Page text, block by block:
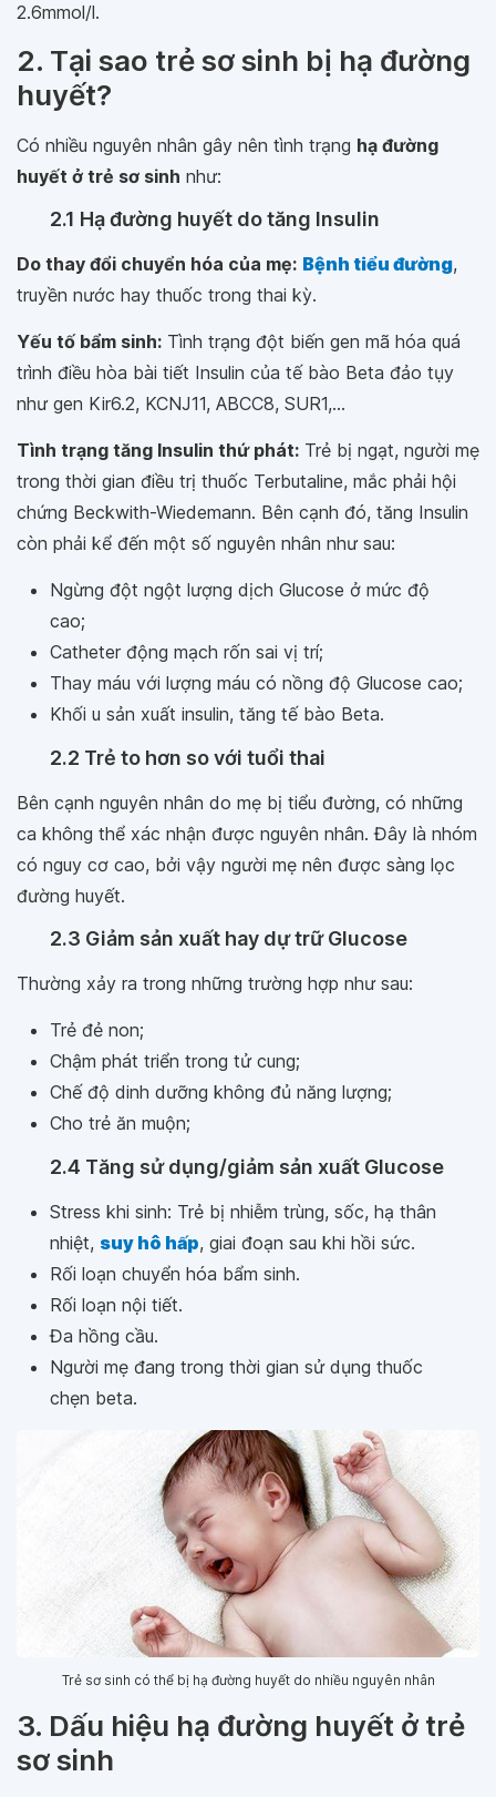
2.6mmol/l.
2. Tại sao trẻ sơ sinh bị hạ đường
huyết?
Có nhiều nguyên nhân gây nên tình trạng hạ đường
huyết ở trẻ sơ sinh như:
2.1 Hạ đường huyết do tăng Insulin
Do thay đổi chuyển hóa của mẹ: Bệnh tiểu đường,
truyền nước hay thuốc trong thai kỳ.
Yếu tố bẩm sinh: Tình trạng đột biến gen mã hóa quá
trình điều hòa bài tiết Insulin của tế bào Beta đảo tụy
như gen Kir6.2, KCNJ11, ABCC8, SUR1,...
Tình trạng tăng Insulin thứ phát: Trẻ bị ngạt, người mẹ
trong thời gian điều trị thuốc Terbutaline, mắc phải hội
chứng Beckwith-Wiedemann. Bên cạnh đó, tăng Insulin
còn phải kể đến một số nguyên nhân như sau:
Ngừng đột ngột lượng dịch Glucose ở mức độ
cao;
Catheter động mạch rốn sai vị trí;
Thay máu với lượng máu có nồng độ Glucose cao;
Khối u sản xuất insulin, tăng tế bào Beta.
2.2 Trẻ to hơn so với tuổi thai
Bên cạnh nguyên nhân do mẹ bị tiểu đường, có những
ca không thể xác nhận được nguyên nhân. Đây là nhóm
có nguy cơ cao, bởi vậy người mẹ nên được sàng lọc
đường huyết.
2.3 Giảm sản xuất hay dự trữ Glucose
Thường xảy ra trong những trường hợp như sau:
Trẻ đẻ non;
Chậm phát triển trong tử cung;
Chế độ dinh dưỡng không đủ năng lượng;
Cho trẻ ăn muộn;
2.4 Tăng sử dụng/giảm sản xuất Glucose
Stress khi sinh: Trẻ bị nhiễm trùng, sốc, hạ thân
nhiệt, suy hô hấp, giai đoạn sau khi hồi sức.
Rối loạn chuyển hóa bẩm sinh.
Rối loạn nội tiết.
Đa hồng cầu.
Người mẹ đang trong thời gian sử dụng thuốc
chẹn beta.
Trẻ sơ sinh có thể bị hạ đường huyết do nhiều nguyên nhân
3. Dấu hiệu hạ đường huyết ở trẻ
sơ sinh